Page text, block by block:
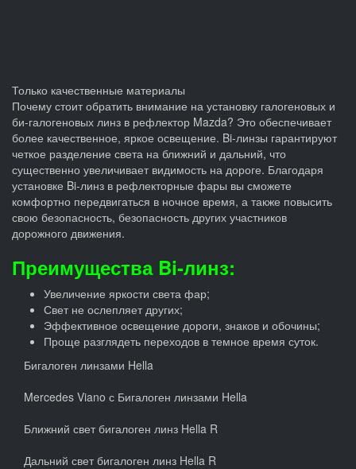
Только качественные материалы
Почему стоит обратить внимание на установку галогеновых и
би-галогеновых линз в рефлектор Mazda? Это обеспечивает
более качественное, яркое освещение. Bi-линзы гарантируют
четкое разделение света на ближний и дальний, что
существенно увеличивает видимость на дороге. Благодаря
установке Bi-линз в рефлекторные фары вы сможете
комфортно передвигаться в ночное время, а также повысить
свою безопасность, безопасность других участников
дорожного движения.
Преимущества Bi-линз:
Увеличение яркости света фар;
Свет не ослепляет других;
Эффективное освещение дороги, знаков и обочины;
Проще разглядеть переходов в темное время суток.
Бигалоген линзами Hella
Mercedes Viano с Бигалоген линзами Hella
Ближний свет бигалоген линз Hella R
Дальний свет бигалоген линз Hella R